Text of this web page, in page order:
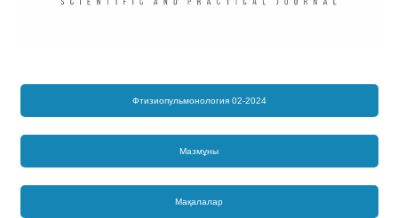
Фтизиопульмонология 02-2024
Мазмұны
Мақалалар